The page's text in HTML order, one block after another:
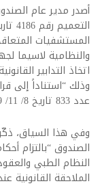
أصدر مدير عام
المستشفيات
والنظامية لاسيما
اتخاذ التدابير
عدد 833 تاريخ 8/ 11/ 2019”.
وفي هذا السياق،
الصندوق “بالتزام
النظام الطبي
الملاحقة القانونية